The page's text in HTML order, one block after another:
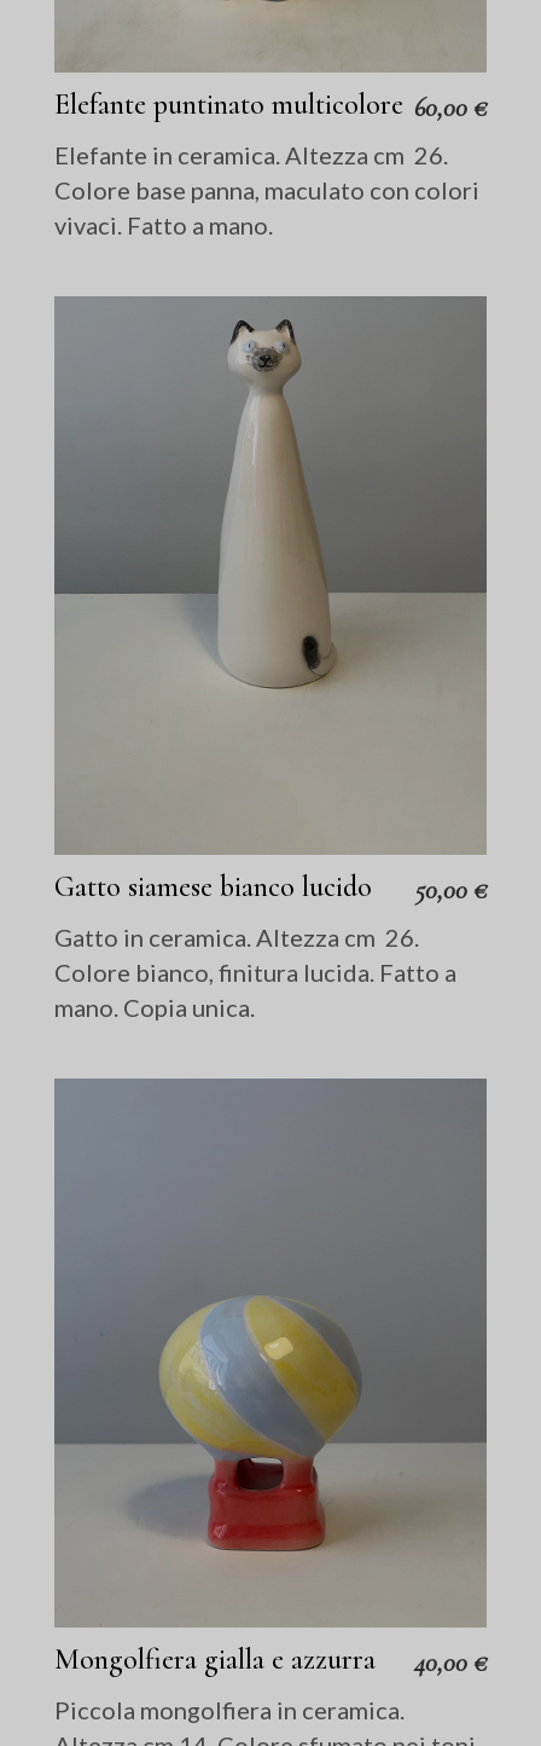
Elefante puntinato multicolore 60,00 €
Elefante in ceramica. Altezza cm 26.
Colore base panna, maculato con colori
vivaci. Fatto a mano.
Gatto siamese bianco lucido 50,00 €
Gatto in ceramica. Altezza cm 26.
Colore bianco, finitura lucida. Fatto a
mano. Copia unica.
Mongolfiera gialla e azzurra 40,00 €
Piccola mongolfiera in ceramica.